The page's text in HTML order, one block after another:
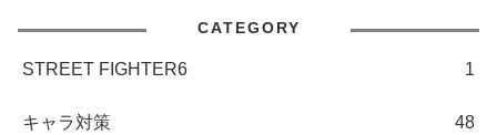
CATEGORY
STREET FIGHTER6 1
キャラ対策 48